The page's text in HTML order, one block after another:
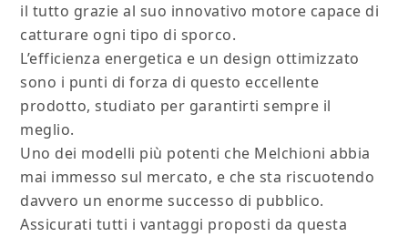
il tutto grazie al suo innovativo motore capace di
catturare ogni tipo di sporco.
L’efficienza energetica e un design ottimizzato
sono i punti di forza di questo eccellente
prodotto, studiato per garantirti sempre il
meglio.
Uno dei modelli più potenti che Melchioni abbia
mai immesso sul mercato, e che sta riscuotendo
davvero un enorme successo di pubblico.
Assicurati tutti i vantaggi proposti da questa